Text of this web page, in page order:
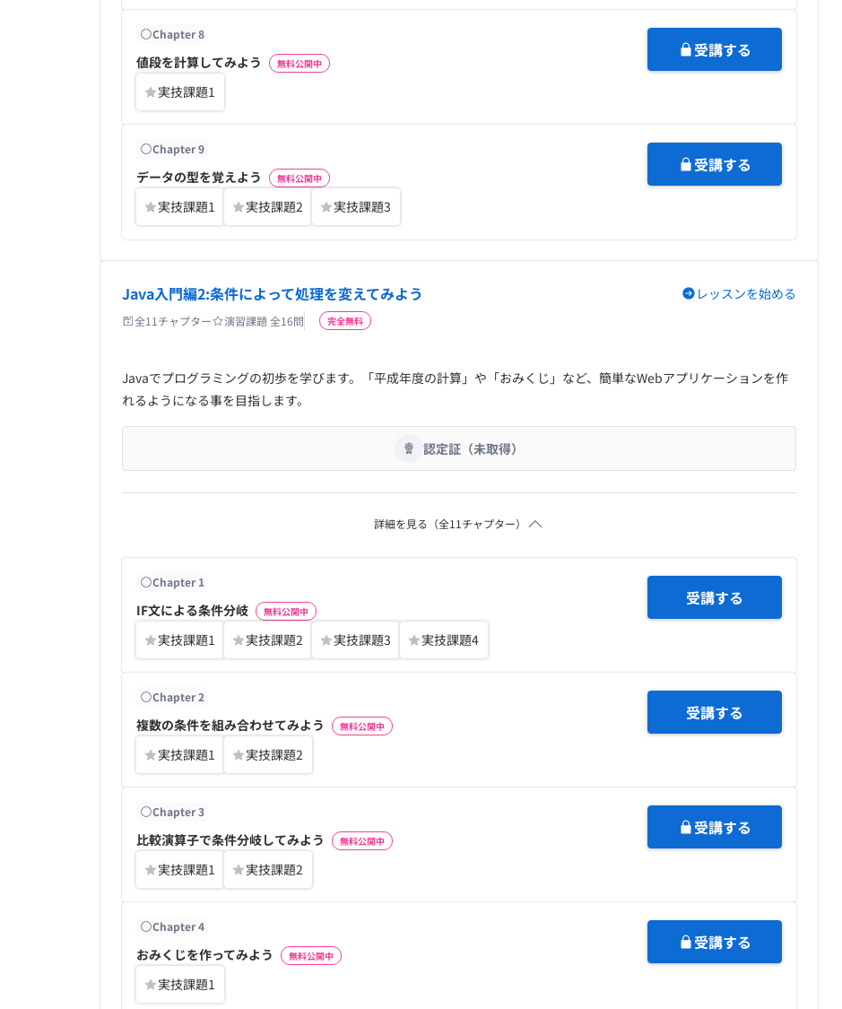
Chapter8
値段を計算してみよう 無料公開中
受講する
実技課題1
Chapter9
データの型を覚えよう 無料公開中
受講する
実技課題1 実技課題2 実技課題3
Java入門編2:条件によって処理を変えてみよう レッスンを始める
全11 チャプター 演習課題 全16問 完全無料
Javaでプログラミングの初歩を学びます。「平成年度の計算」や「おみくじ」など、簡単なWebアプリケーションを作
れるようになる事を目指します。
認定証（未取得）
詳細を見る（全11 チャプター）
Chapter 1
IF文による条件分岐 無料公開中
受講する
実技課題1 実技課題2 実技課題3 実技課題4
Chapter2
複数の条件を組み合わせてみよう 無料公開中
受講する
実技課題1 実技課題2
Chapter3
比較演算子で条件分岐してみよう 無料公開中
受講する
実技課題1 実技課題2
Chapter4
おみくじを作ってみよう 無料公開中
受講する
実技課題1